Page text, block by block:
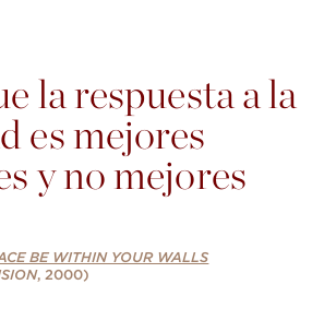
la respuesta a la
es mejores
y no mejores
BE WITHIN YOUR WALLS
, 2000)